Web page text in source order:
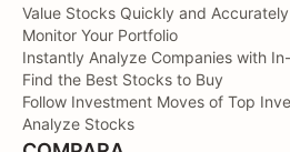
Value Stocks Quickly and Accurately
Monitor Your Portfolio
Instantly Analyze Companies with
Find the Best Stocks to Buy
Follow Investment Moves of Top
Analyze Stocks